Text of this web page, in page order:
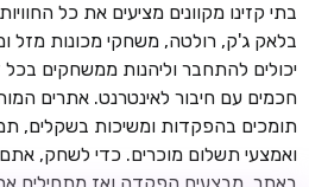
MEGAPARI
בונוס קבלת פנים: עד 125% בונוס עד €450 + 250 ספינים חינם
חבילת קבלת פנים: עד 280% בונוס עד €2,200 + 230 ספינים
בתי קזינו מקוונים מציעים את כל
בלאק ג'ק, רולטה, משחקי מכונות מזל
יכולים להתחבר וליהנות ממשחקים
חכמים עם חיבור לאינטרנט. אתרים
תומכים בהפקדות ומשיכות בשקלים,
ואמצעי תשלום מוכרים. כדי לשחק,